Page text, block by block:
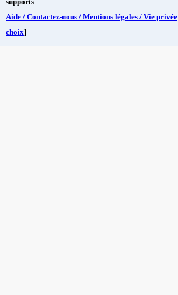
Aide / Contactez-nous / Mentions légales / Vie privée
choix]